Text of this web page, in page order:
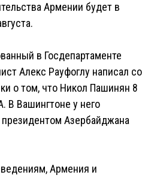
Армении будет в
в Госдепартаменте
Алекс Рауфоглу написал со
о том, что Никол Пашинян 8
В Вашингтоне у него
Азербайджана
Армения и